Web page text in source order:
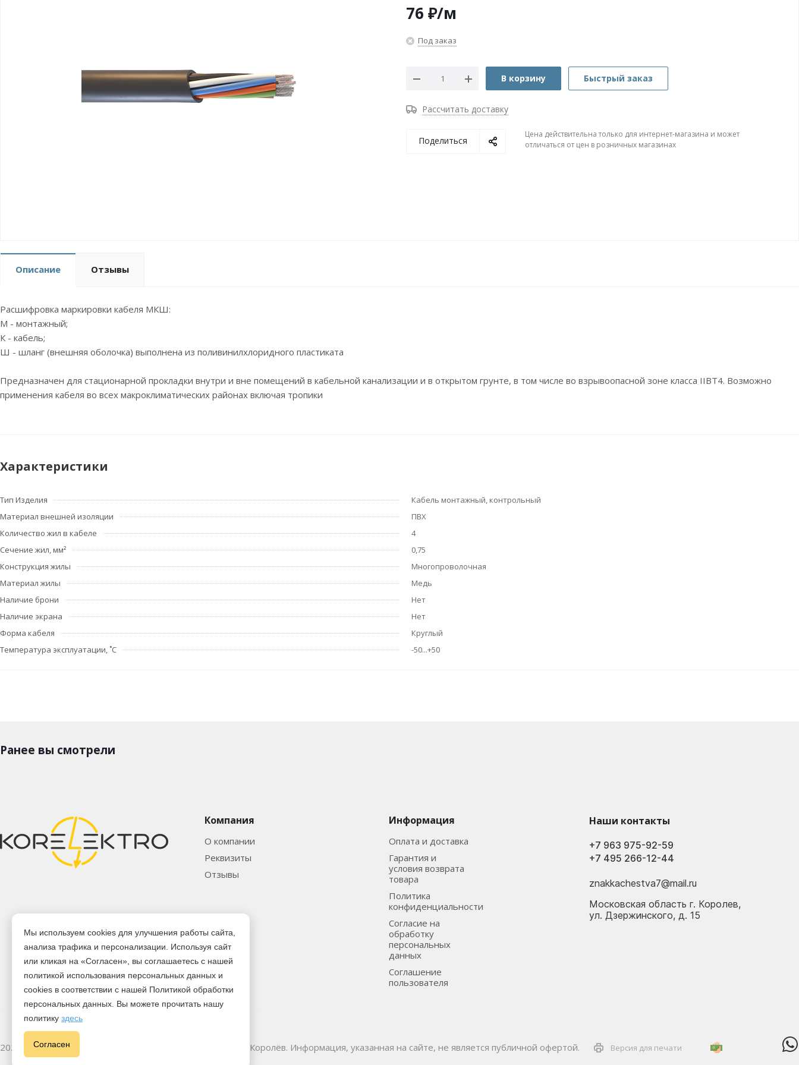
76 ₽/м
Под заказ
В корзину Быстрый заказ
Рассчитать доставку
Поделиться
Цена действительна только для интернет-магазина и может
отличаться от цен в розничных магазинах
Описание Отзывы
Расшифровка маркировки кабеля МКШ:
М - монтажный;
К - кабель;
Ш - шланг (внешняя оболочка) выполнена из поливинилхлоридного пластиката
Предназначен для стационарной прокладки внутри и вне помещений в кабельной канализации и в открытом грунте, в том числе во взрывоопасной зоне класса IIВТ4. Возможно
применения кабеля во всех макроклиматических районах включая тропики
Характеристики
Тип Изделия
Кабель монтажный, контрольный
Материал внешней изоляции
ПВХ
Количество жил в кабеле
4
Сечение жил, мм²
0,75
Конструкция жилы
Многопроволочная
Материал жилы
Медь
Наличие брони
Нет
Наличие экрана
Нет
Форма кабеля
Круглый
Температура эксплуатации, ˚С
-50...+50
Ранее вы смотрели
Компания
О компании
Реквизиты
Отзывы
Информация
Оплата и доставка
Гарантия и
условия возврата
товара
Политика
конфиденциальности
Согласие на
обработку
персональных
данных
Соглашение
пользователя
Наши контакты
+7 495 266-12-44
+7 963 975-92-59
znakkachestva7@mail.ru
Московская область г. Королев,
ул. Дзержинского, д. 15
2026 © Электрика оптом и в розницу - Магазин-склад в г. Королёв. Информация, указанная на сайте, не является публичной офертой. Версия для печати
Мы используем cookies для улучшения работы сайта,
анализа трафика и персонализации. Используя сайт
или кликая на «Согласен», вы соглашаетесь с нашей
политикой использования персональных данных и
cookies в соответствии с нашей Политикой обработки
персональных данных. Вы можете прочитать нашу
политику здесь
Cогласен